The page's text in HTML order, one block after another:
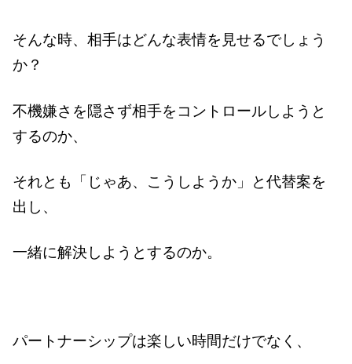
そんな時、相手はどんな表情を見せるでしょう
か？
不機嫌さを隠さず相手をコントロールしようと
するのか、
それとも「じゃあ、こうしようか」と代替案を
出し、
一緒に解決しようとするのか。
パートナーシップは楽しい時間だけでなく、